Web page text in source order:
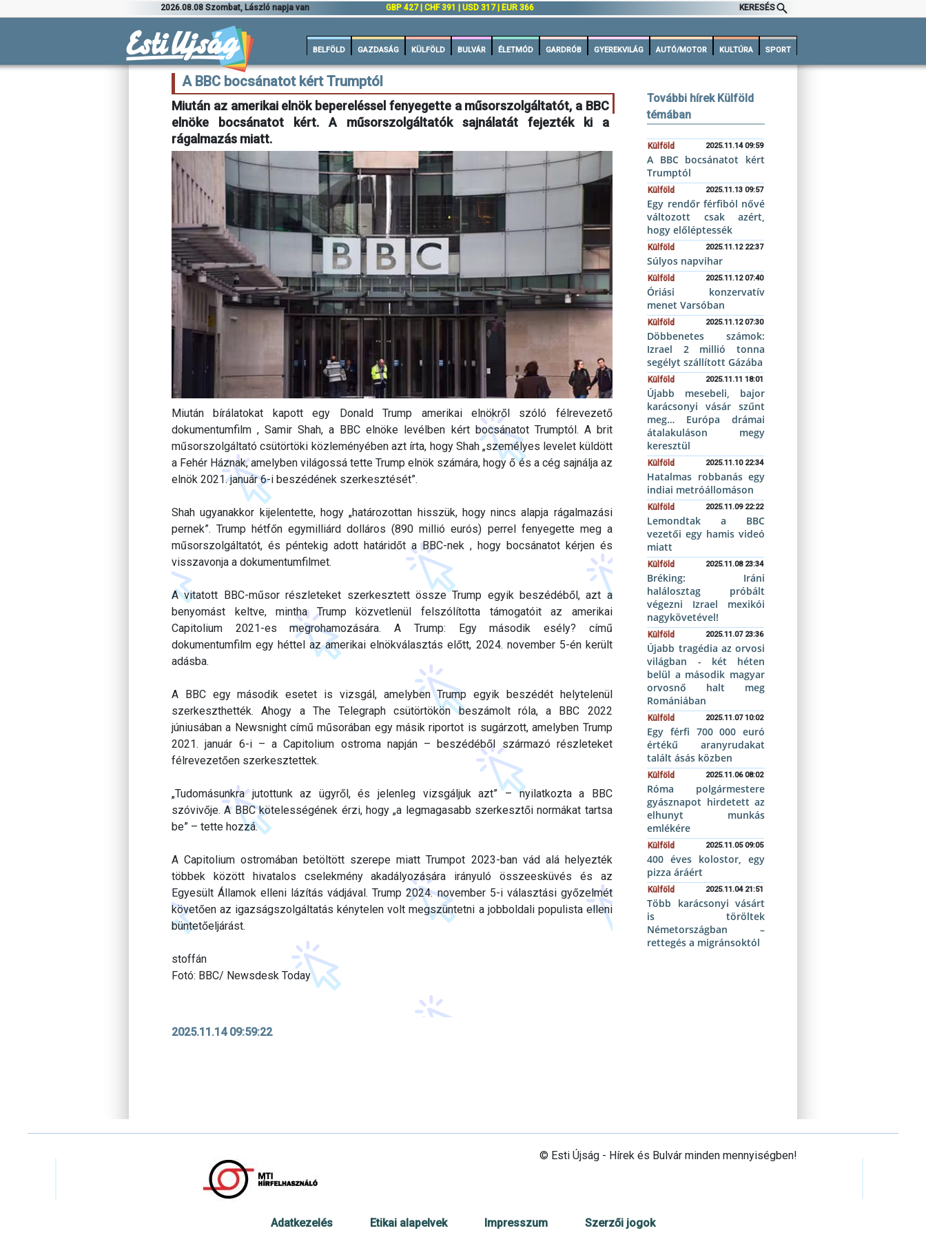
2026.08.08 Szombat, László napja van GBP 427 | CHF 391 | USD 317 | EUR 366 KERESÉS
BELFÖLD GAZDASÁG KÜLFÖLD BULVÁR ÉLETMÓD GARDRÓB GYEREKVILÁG AUTÓ/MOTOR KULTÚRA SPORT
A BBC bocsánatot kért Trumptól
Miután az amerikai elnök bepereléssel fenyegette a műsorszolgáltatót, a BBC
elnöke bocsánatot kért. A műsorszolgáltatók sajnálatát fejezték ki a
rágalmazás miatt.
Miután bírálatokat kapott egy Donald Trump amerikai elnökről szóló félrevezető
dokumentumfilm , Samir Shah, a BBC elnöke levélben kért bocsánatot Trumptól. A brit
műsorszolgáltató csütörtöki közleményében azt írta, hogy Shah „személyes levelet küldött
a Fehér Háznak, amelyben világossá tette Trump elnök számára, hogy ő és a cég sajnálja az
elnök 2021. január 6-i beszédének szerkesztését”.
Shah ugyanakkor kijelentette, hogy „határozottan hisszük, hogy nincs alapja rágalmazási
pernek”. Trump hétfőn egymilliárd dolláros (890 millió eurós) perrel fenyegette meg a
műsorszolgáltatót, és péntekig adott határidőt a BBC-nek , hogy bocsánatot kérjen és
visszavonja a dokumentumfilmet.
A vitatott BBC-műsor részleteket szerkesztett össze Trump egyik beszédéből, azt a
benyomást keltve, mintha Trump közvetlenül felszólította támogatóit az amerikai
Capitolium 2021-es megrohamozására. A Trump: Egy második esély? című
dokumentumfilm egy héttel az amerikai elnökválasztás előtt, 2024. november 5-én került
adásba.
A BBC egy második esetet is vizsgál, amelyben Trump egyik beszédét helytelenül
szerkeszthették. Ahogy a The Telegraph csütörtökön beszámolt róla, a BBC 2022
júniusában a Newsnight című műsorában egy másik riportot is sugárzott, amelyben Trump
2021. január 6-i – a Capitolium ostroma napján – beszédéből származó részleteket
félrevezetően szerkesztettek.
„Tudomásunkra jutottunk az ügyről, és jelenleg vizsgáljuk azt” – nyilatkozta a BBC
szóvivője. A BBC kötelességének érzi, hogy „a legmagasabb szerkesztői normákat tartsa
be” – tette hozzá.
A Capitolium ostromában betöltött szerepe miatt Trumpot 2023-ban vád alá helyezték
többek között hivatalos cselekmény akadályozására irányuló összeesküvés és az
Egyesült Államok elleni lázítás vádjával. Trump 2024. november 5-i választási győzelmét
követően az igazságszolgáltatás kénytelen volt megszüntetni a jobboldali populista elleni
büntetőeljárást.
stoffán
Fotó: BBC/ Newsdesk Today
2025.11.14 09:59:22
További hírek Külföld
témában
Külföld 2025.11.14 09:59
A BBC bocsánatot kért
Trumptól
Külföld 2025.11.13 09:57
Egy rendőr férfiból nővé
változott csak azért,
hogy előléptessék
Külföld 2025.11.12 22:37
Súlyos napvihar
Külföld 2025.11.12 07:40
Óriási konzervatív
menet Varsóban
Külföld 2025.11.12 07:30
Döbbenetes számok:
Izrael 2 millió tonna
segélyt szállított Gázába
Külföld 2025.11.11 18:01
Újabb mesebeli, bajor
karácsonyi vásár szűnt
meg… Európa drámai
átalakuláson megy
keresztül
Külföld 2025.11.10 22:34
Hatalmas robbanás egy
indiai metróállomáson
Külföld 2025.11.09 22:22
Lemondtak a BBC
vezetői egy hamis videó
miatt
Külföld 2025.11.08 23:34
Bréking: Iráni
halálosztag próbált
végezni Izrael mexikói
nagykövetével!
Külföld 2025.11.07 23:36
Újabb tragédia az orvosi
világban - két héten
belül a második magyar
orvosnő halt meg
Romániában
Külföld 2025.11.07 10:02
Egy férfi 700 000 euró
értékű aranyrudakat
talált ásás közben
Külföld 2025.11.06 08:02
Róma polgármestere
gyásznapot hirdetett az
elhunyt munkás
emlékére
Külföld 2025.11.05 09:05
400 éves kolostor, egy
pizza áráért
Külföld 2025.11.04 21:51
Több karácsonyi vásárt
is töröltek
Németországban –
rettegés a migránsoktól
© Esti Újság - Hírek és Bulvár minden mennyiségben!
Adatkezelés Etikai alapelvek Impresszum Szerzői jogok